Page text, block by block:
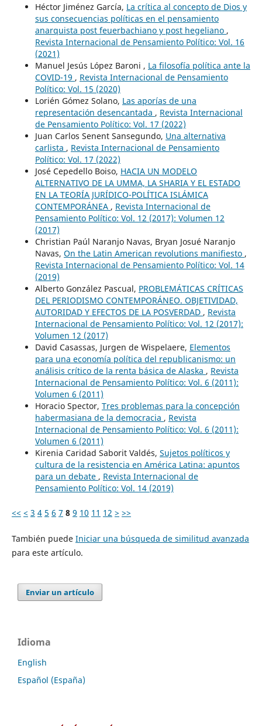
Héctor Jiménez García, La crítica al concepto de Dios y
sus consecuencias políticas en el pensamiento
anarquista post feuerbachiano y post hegeliano ,
Revista Internacional de Pensamiento Político: Vol. 16
(2021)
Manuel Jesús López Baroni , La filosofía política ante la
COVID-19 , Revista Internacional de Pensamiento
Político: Vol. 15 (2020)
Lorién Gómez Solano, Las aporías de una
representación desencantada , Revista Internacional
de Pensamiento Político: Vol. 17 (2022)
Juan Carlos Senent Sansegundo, Una alternativa
carlista , Revista Internacional de Pensamiento
Político: Vol. 17 (2022)
José Cepedello Boiso, HACIA UN MODELO
ALTERNATIVO DE LA UMMA, LA SHARIA Y EL ESTADO
EN LA TEORÍA JURÍDICO-POLÍTICA ISLÁMICA
CONTEMPORÁNEA , Revista Internacional de
Pensamiento Político: Vol. 12 (2017): Volumen 12
(2017)
Christian Paúl Naranjo Navas, Bryan Josué Naranjo
Navas, On the Latin American revolutions manifiesto ,
Revista Internacional de Pensamiento Político: Vol. 14
(2019)
Alberto González Pascual, PROBLEMÁTICAS CRÍTICAS
DEL PERIODISMO CONTEMPORÁNEO. OBJETIVIDAD,
AUTORIDAD Y EFECTOS DE LA POSVERDAD , Revista
Internacional de Pensamiento Político: Vol. 12 (2017):
Volumen 12 (2017)
David Casassas, Jurgen de Wispelaere, Elementos
para una economía política del republicanismo: un
análisis crítico de la renta básica de Alaska , Revista
Internacional de Pensamiento Político: Vol. 6 (2011):
Volumen 6 (2011)
Horacio Spector, Tres problemas para la concepción
habermasiana de la democracia , Revista
Internacional de Pensamiento Político: Vol. 6 (2011):
Volumen 6 (2011)
Kirenia Caridad Saborit Valdés, Sujetos políticos y
cultura de la resistencia en América Latina: apuntos
para un debate , Revista Internacional de
Pensamiento Político: Vol. 14 (2019)
<< < 3 4 5 6 7 8 9 10 11 12 > >>
También puede Iniciar una búsqueda de similitud avanzada
para este artículo.
Enviar un artículo
Idioma
English
Español (España)